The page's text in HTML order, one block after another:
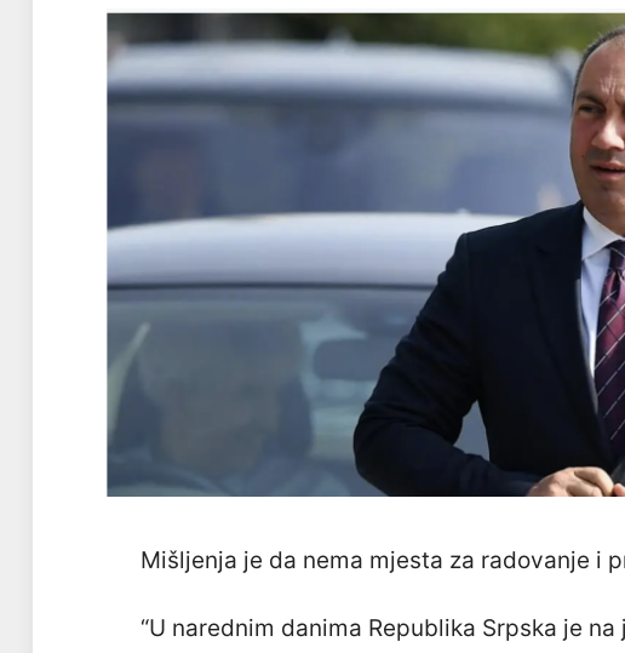
Mišljenja je da nema mjesta za radovanje i
“U narednim danima Republika Srpska je